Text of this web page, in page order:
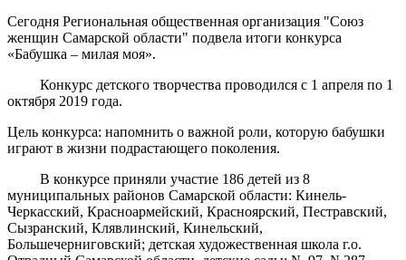
Сегодня Региональная общественная организация "Союз
женщин Самарской области" подвела итоги конкурса
«Бабушка – милая моя».
Конкурс детского творчества проводился с 1 апреля по 1
октября 2019 года.
Цель конкурса: напомнить о важной роли, которую бабушки
играют в жизни подрастающего поколения.
В конкурсе приняли участие 186 детей из 8
муниципальных районов Самарской области: Кинель-
Черкасский, Красноармейский, Красноярский, Пестравский,
Сызранский, Клявлинский, Кинельский,
Большечерниговский; детская художественная школа г.о.